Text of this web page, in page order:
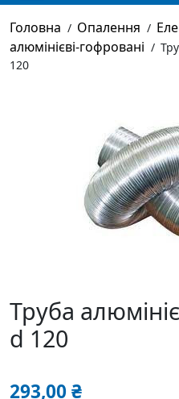
Головна / Опалення /
алюмінієві-гофровані /
120
Труба
d 120
293,00₴